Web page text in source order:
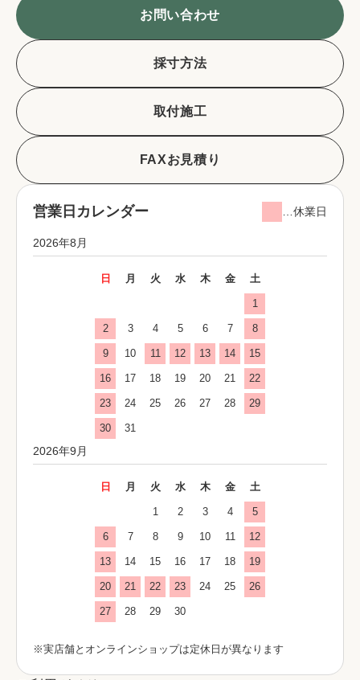
お問い合わせ
採寸方法
取付施工
FAXお見積り
営業日カレンダー …休業日
2026年8月
日 月 火 水 木 金 土
1
2 3 4 5 6 7 8
9 10 11 12 13 14 15
16 17 18 19 20 21 22
23 24 25 26 27 28 29
30 31
2026年9月
日 月 火 水 木 金 土
1 2 3 4 5
6 7 8 9 10 11 12
13 14 15 16 17 18 19
20 21 22 23 24 25 26
27 28 29 30
※実店舗とオンラインショップは定休日が異なります